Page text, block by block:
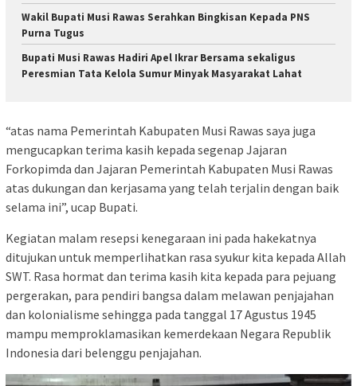
Wakil Bupati Musi Rawas Serahkan Bingkisan Kepada PNS
Purna Tugus
Bupati Musi Rawas Hadiri Apel Ikrar Bersama sekaligus
Peresmian Tata Kelola Sumur Minyak Masyarakat Lahat
“atas nama Pemerintah Kabupaten Musi Rawas saya juga
mengucapkan terima kasih kepada segenap Jajaran
Forkopimda dan Jajaran Pemerintah Kabupaten Musi Rawas
atas dukungan dan kerjasama yang telah terjalin dengan baik
selama ini”, ucap Bupati.
Kegiatan malam resepsi kenegaraan ini pada hakekatnya
ditujukan untuk memperlihatkan rasa syukur kita kepada Allah
SWT. Rasa hormat dan terima kasih kita kepada para pejuang
pergerakan, para pendiri bangsa dalam melawan penjajahan
dan kolonialisme sehingga pada tanggal 17 Agustus 1945
mampu memproklamasikan kemerdekaan Negara Republik
Indonesia dari belenggu penjajahan.